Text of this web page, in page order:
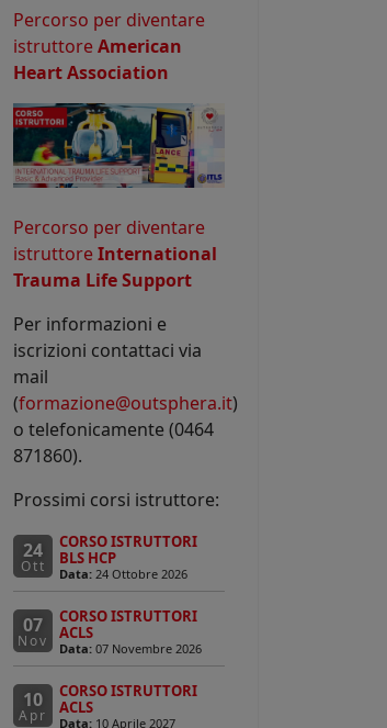
Percorso per diventare
istruttoreAmerican
Heart Association
Percorso per diventare
istruttoreInternational
Trauma Life Support
Per informazioni e
iscrizioni contattaci via
mail
(formazione@outsphera.it)
o telefonicamente (0464
871860).
Prossimi corsi istruttore:
24
Ott
CORSO ISTRUTTORI
BLS HCP
Data: 24 Ottobre 2026
07
Nov
CORSO ISTRUTTORI
ACLS
Data: 07 Novembre 2026
10
Apr
CORSO ISTRUTTORI
ACLS
Data: 10 Aprile 2027